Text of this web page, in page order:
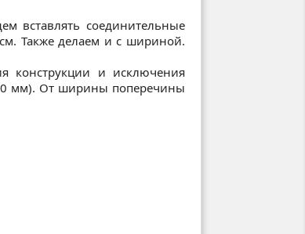
соединительные
Также делаем и с шириной.
конструкции и исключения
мм). От ширины поперечины